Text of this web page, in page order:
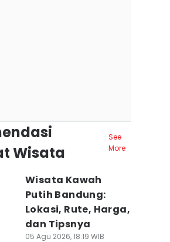
Wisata
See
More
Wisata Kawah
Putih Bandung:
Lokasi, Rute, Harga,
dan Tipsnya
05 Agu 2026, 18:19 WIB